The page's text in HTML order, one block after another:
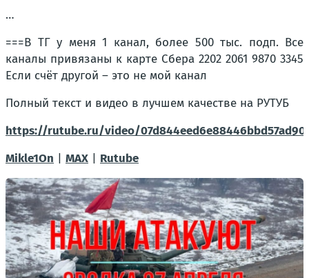
…
===В ТГ у меня 1 канал, более 500 тыс. подп. Все
каналы привязаны к карте Сбера 2202 2061 9870 3345
Если счёт другой – это не мой канал
Полный текст и видео в лучшем качестве на РУТУБ
https://rutube.ru/video/
Mikle1On
МАХ Rutube